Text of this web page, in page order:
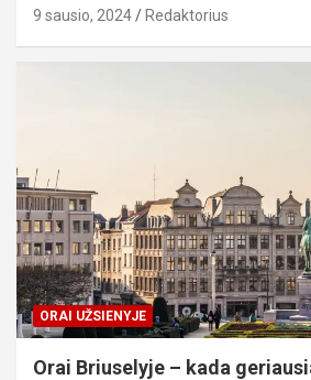
9 sausio, 2024 Redaktorius
ORAI UŽSIENYJE
Orai Briuselyje – kada